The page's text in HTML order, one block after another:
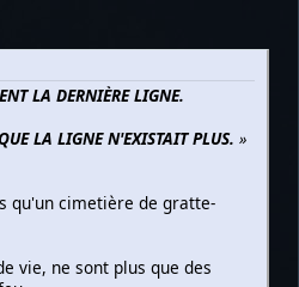
LA DERNIÈRE LIGNE.
LA LIGNE N'EXISTAIT PLUS. »
qu'un cimetière de gratte-
vie, ne sont plus que des